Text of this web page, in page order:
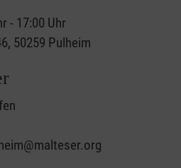
- 17:00 Uhr
50259 Pulheim